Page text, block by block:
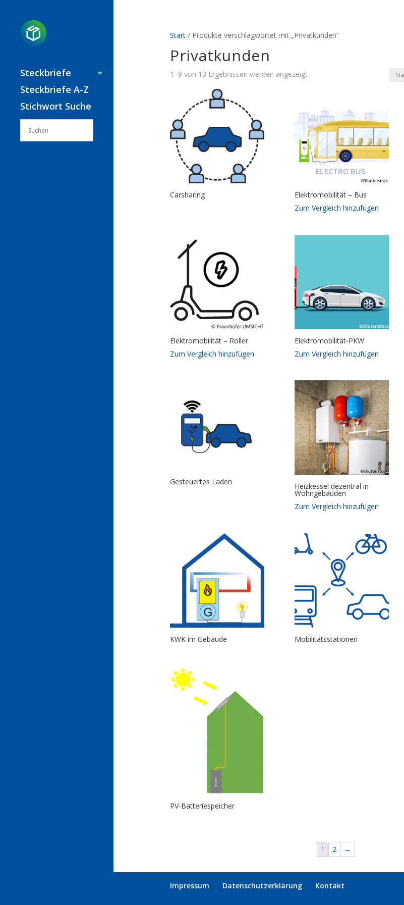
Steckbriefe
Steckbriefe A-Z
Stichwort Suche
Start/ Produkte verschlagwortet mit „Privatkunden“
Privatkunden
1–9 von 13 Ergebnissen werden angezeigt
Carsharing
Elektromobilität – Bus
Zum Vergleich hinzufügen
Elektromobilität – Roller
Zum Vergleich hinzufügen
Elektromobilität-PKW
Zum Vergleich hinzufügen
Gesteuertes Laden Heizkessel dezentral in
Wohngebäuden
Zum Vergleich hinzufügen
KWK im Gebäude Mobilitätsstationen
PV-Batteriespeicher
1 2 →
Impressum Datenschutzerklärung Kontakt